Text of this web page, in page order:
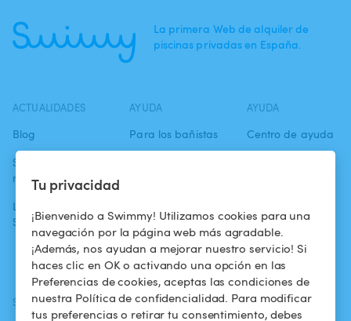
Tu privacidad
¡Bienvenido a Swimmy! Utilizamos cookies para una
navegación por la página web más agradable.
¡Además, nos ayudan a mejorar nuestro servicio! Si
haces clic en OK o activando una opción en las
Preferencias de cookies, aceptas las condiciones de
nuestra Política de confidencialidad. Para modificar
tus preferencias o retirar tu consentimiento, debes
La primera Web de alquiler de
piscinas privadas en España.
ACTUALIDADES
Blog
Swimmy en los
medios
La aventura
Swimmy
AYUDA
Para los bañistas
piscina
¿Cómo funciona?
AYUDA
Centro de ayuda
confidencialidad
Aviso legal
SÍGUENOS DESCARGAR LA APP